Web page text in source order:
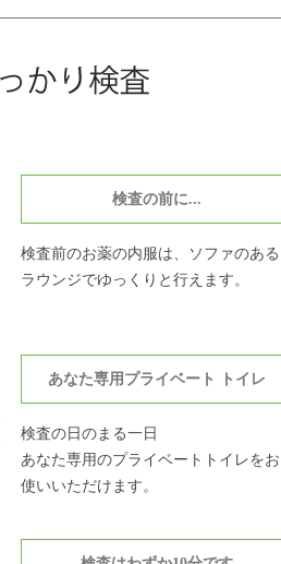
検査の前に...
検査前のお薬の内服は、ソファのある
ラウンジでゆっくりと行えます。
あなた専用プライベート トイレ
検査の日のまる一日
あなた専用のプライベートトイレをお
使いいただけます。